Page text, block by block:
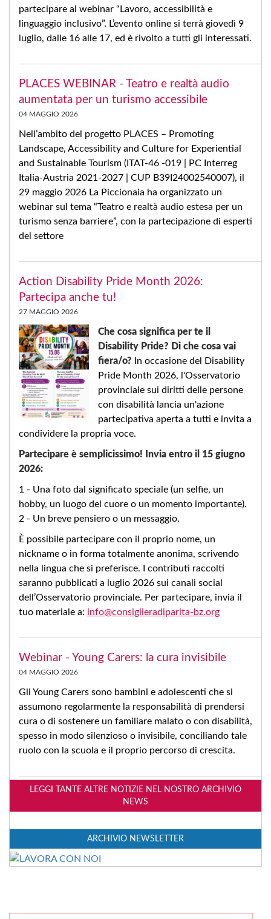
partecipare al webinar “Lavoro, accessibilità e
linguaggio inclusivo”. L’evento online si terrà giovedì 9
luglio, dalle 16 alle 17, ed è rivolto a tutti gli interessati.
PLACES WEBINAR - Teatro e realtà audio
aumentata per un turismo accessibile
04 MAGGIO 2026
Nell’ambito del progetto PLACES – Promoting
Landscape, Accessibility and Culture for Experiential
and Sustainable Tourism (ITAT-46 -019 | PC Interreg
Italia-Austria 2021-2027 | CUP B39I24002540007), il
29 maggio 2026 La Piccionaia ha organizzato un
webinar sul tema “Teatro e realtà audio estesa per un
turismo senza barriere”, con la partecipazione di esperti
del settore
Action Disability Pride Month 2026:
Partecipa anche tu!
27 MAGGIO 2026
Che cosa significa per te il
Disability Pride? Di che cosa vai
fiera/o? In occasione del Disability
Pride Month 2026, l'Osservatorio
provinciale sui diritti delle persone
con disabilità lancia un'azione
partecipativa aperta a tutti e invita a
condividere la propria voce.
Partecipare è semplicissimo! Invia entro il 15 giugno
2026:
1 - Una foto dal significato speciale (un selfie, un
hobby, un luogo del cuore o un momento importante).
2 - Un breve pensiero o un messaggio.
È possibile partecipare con il proprio nome, un
nickname o in forma totalmente anonima, scrivendo
nella lingua che si preferisce. I contributi raccolti
saranno pubblicati a luglio 2026 sui canali social
dell’Osservatorio provinciale. Per partecipare, invia il
tuo materiale a: info@consiglieradiparita-bz.org
Webinar - Young Carers: la cura invisibile
04 MAGGIO 2026
Gli Young Carers sono bambini e adolescenti che si
assumono regolarmente la responsabilità di prendersi
cura o di sostenere un familiare malato o con disabilità,
spesso in modo silenzioso o invisibile, conciliando tale
ruolo con la scuola e il proprio percorso di crescita.
LEGGI TANTE ALTRE NOTIZIE NEL NOSTRO ARCHIVIO
NEWS
ARCHIVIO NEWSLETTER